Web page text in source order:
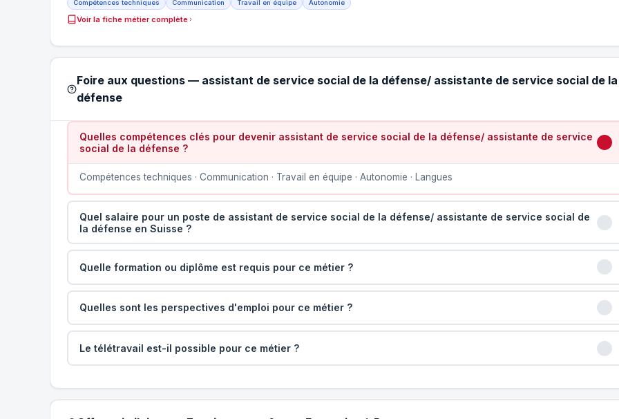
Compétences techniques Communication Travail en équipe Autonomie
Voir la fiche métier complète
Foire aux questions — assistant de service social de la défense/ assistante de service social de la
défense
Quelles compétences clés pour devenir assistant de service social de la défense/ assistante de service
social de la défense ?
Compétences techniques · Communication · Travail en équipe · Autonomie · Langues
Quel salaire pour un poste de assistant de service social de la défense/ assistante de service social de
la défense en Suisse ?
Quelle formation ou diplôme est requis pour ce métier ?
Quelles sont les perspectives d'emploi pour ce métier ?
Le télétravail est-il possible pour ce métier ?